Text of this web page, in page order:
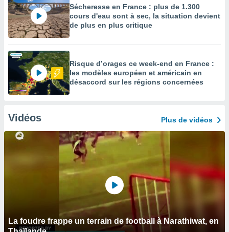
Sécheresse en France : plus de 1.300
cours d'eau sont à sec, la situation devient
de plus en plus critique
Risque d’orages ce week-end en France :
les modèles européen et américain en
désaccord sur les régions concernées
Vidéos Plus de vidéos
La foudre frappe un terrain de football à Narathiwat, en